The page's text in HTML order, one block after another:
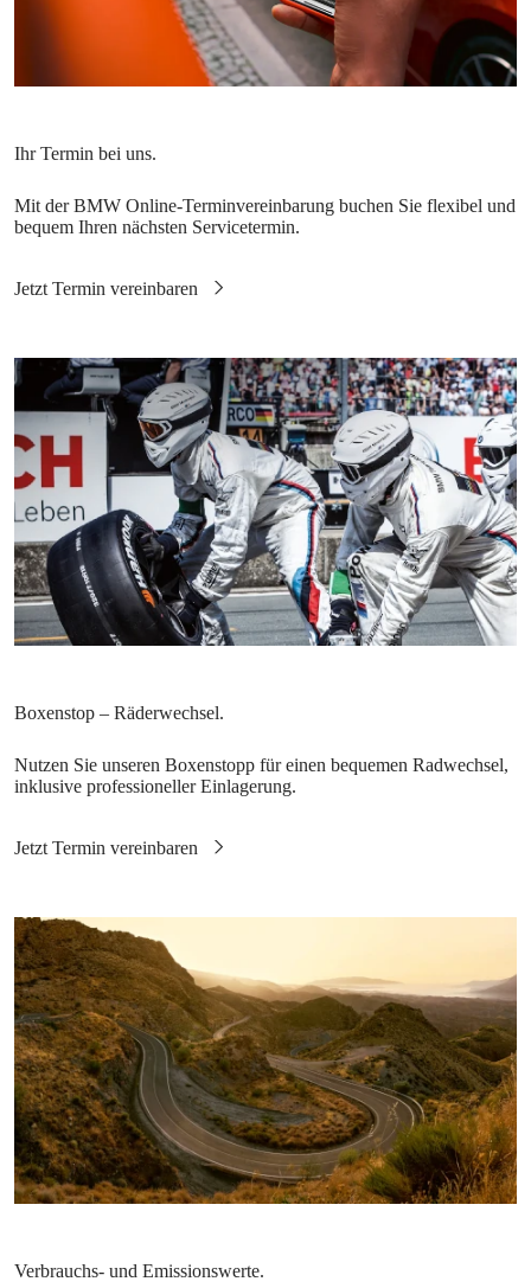
Mit der BMW Online-Terminvereinbarung buchen Sie flexibel und
bequem Ihren nächsten Servicetermin.
Nutzen Sie unseren Boxenstopp für einen bequemen Radwechsel,
inklusive professioneller Einlagerung.